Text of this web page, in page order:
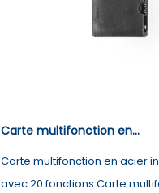
Carte multifonction en...
Carte multifonction en acier
avec 20 fonctions Carte